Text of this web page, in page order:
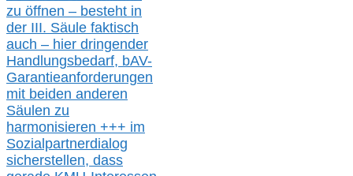
zu öffnen – besteht in
der III. Säule faktisch
auch – hier dringender
Handlungsbedarf, bAV-
Garantieanforderungen
mit beiden anderen
Säulen zu
harmonisieren +++ im
Sozialpartnerdialog
sicherstellen, dass